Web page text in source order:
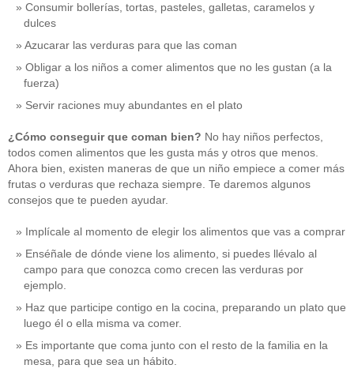
Consumir bollerías, tortas, pasteles, galletas, caramelos y
dulces
Azucarar las verduras para que las coman
Obligar a los niños a comer alimentos que no les gustan (a la
fuerza)
Servir raciones muy abundantes en el plato
¿Cómo conseguir que coman bien? No hay niños perfectos,
todos comen alimentos que les gusta más y otros que menos.
Ahora bien, existen maneras de que un niño empiece a comer más
frutas o verduras que rechaza siempre. Te daremos algunos
consejos que te pueden ayudar.
Implícale al momento de elegir los alimentos que vas a comprar
Enséñale de dónde viene los alimento, si puedes llévalo al
campo para que conozca como crecen las verduras por
ejemplo.
Haz que participe contigo en la cocina, preparando un plato que
luego él o ella misma va comer.
Es importante que coma junto con el resto de la familia en la
mesa, para que sea un hábito.